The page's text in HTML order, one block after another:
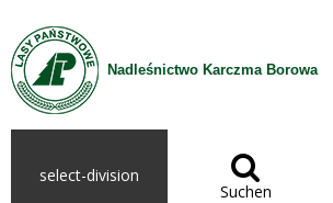
Zum Inhalt wechseln
Nadleśnictwo Karczma Borowa
select-division 
Suchen